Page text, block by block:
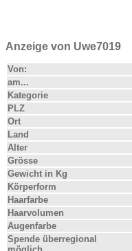
Anzeige von Uwe7019
Von:
am...
Kategorie
PLZ
Ort
Land
Alter
Grösse
Gewicht in Kg
Körperform
Haarfarbe
Haarvolumen
Augenfarbe
Spende überregional